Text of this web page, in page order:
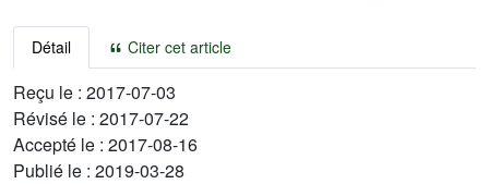
Détail Citer cet article
Reçu le : 2017-07-03
Révisé le : 2017-07-22
Accepté le : 2017-08-16
Publié le : 2019-03-28